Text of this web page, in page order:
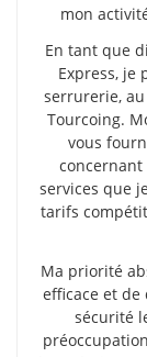
mon
En tant que
Express, je
serrurerie,
Tourcoing.
vous
concernant
services que
tarifs
Ma priorité
efficace et
sécurité